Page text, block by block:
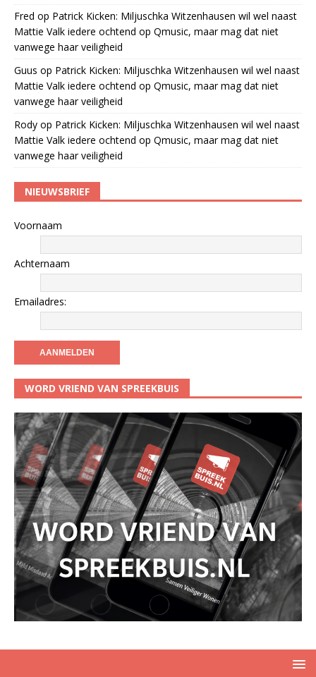
Fred op Patrick Kicken: Miljuschka Witzenhausen wil wel naast
Mattie Valk iedere ochtend op Qmusic, maar mag dat niet
vanwege haar veiligheid
Guus op Patrick Kicken: Miljuschka Witzenhausen wil wel naast
Mattie Valk iedere ochtend op Qmusic, maar mag dat niet
vanwege haar veiligheid
Rody op Patrick Kicken: Miljuschka Witzenhausen wil wel naast
Mattie Valk iedere ochtend op Qmusic, maar mag dat niet
vanwege haar veiligheid
NIEUWSBRIEF
Voornaam
Achternaam
Emailadres:
WORD VRIEND VAN SPREEKBUIS